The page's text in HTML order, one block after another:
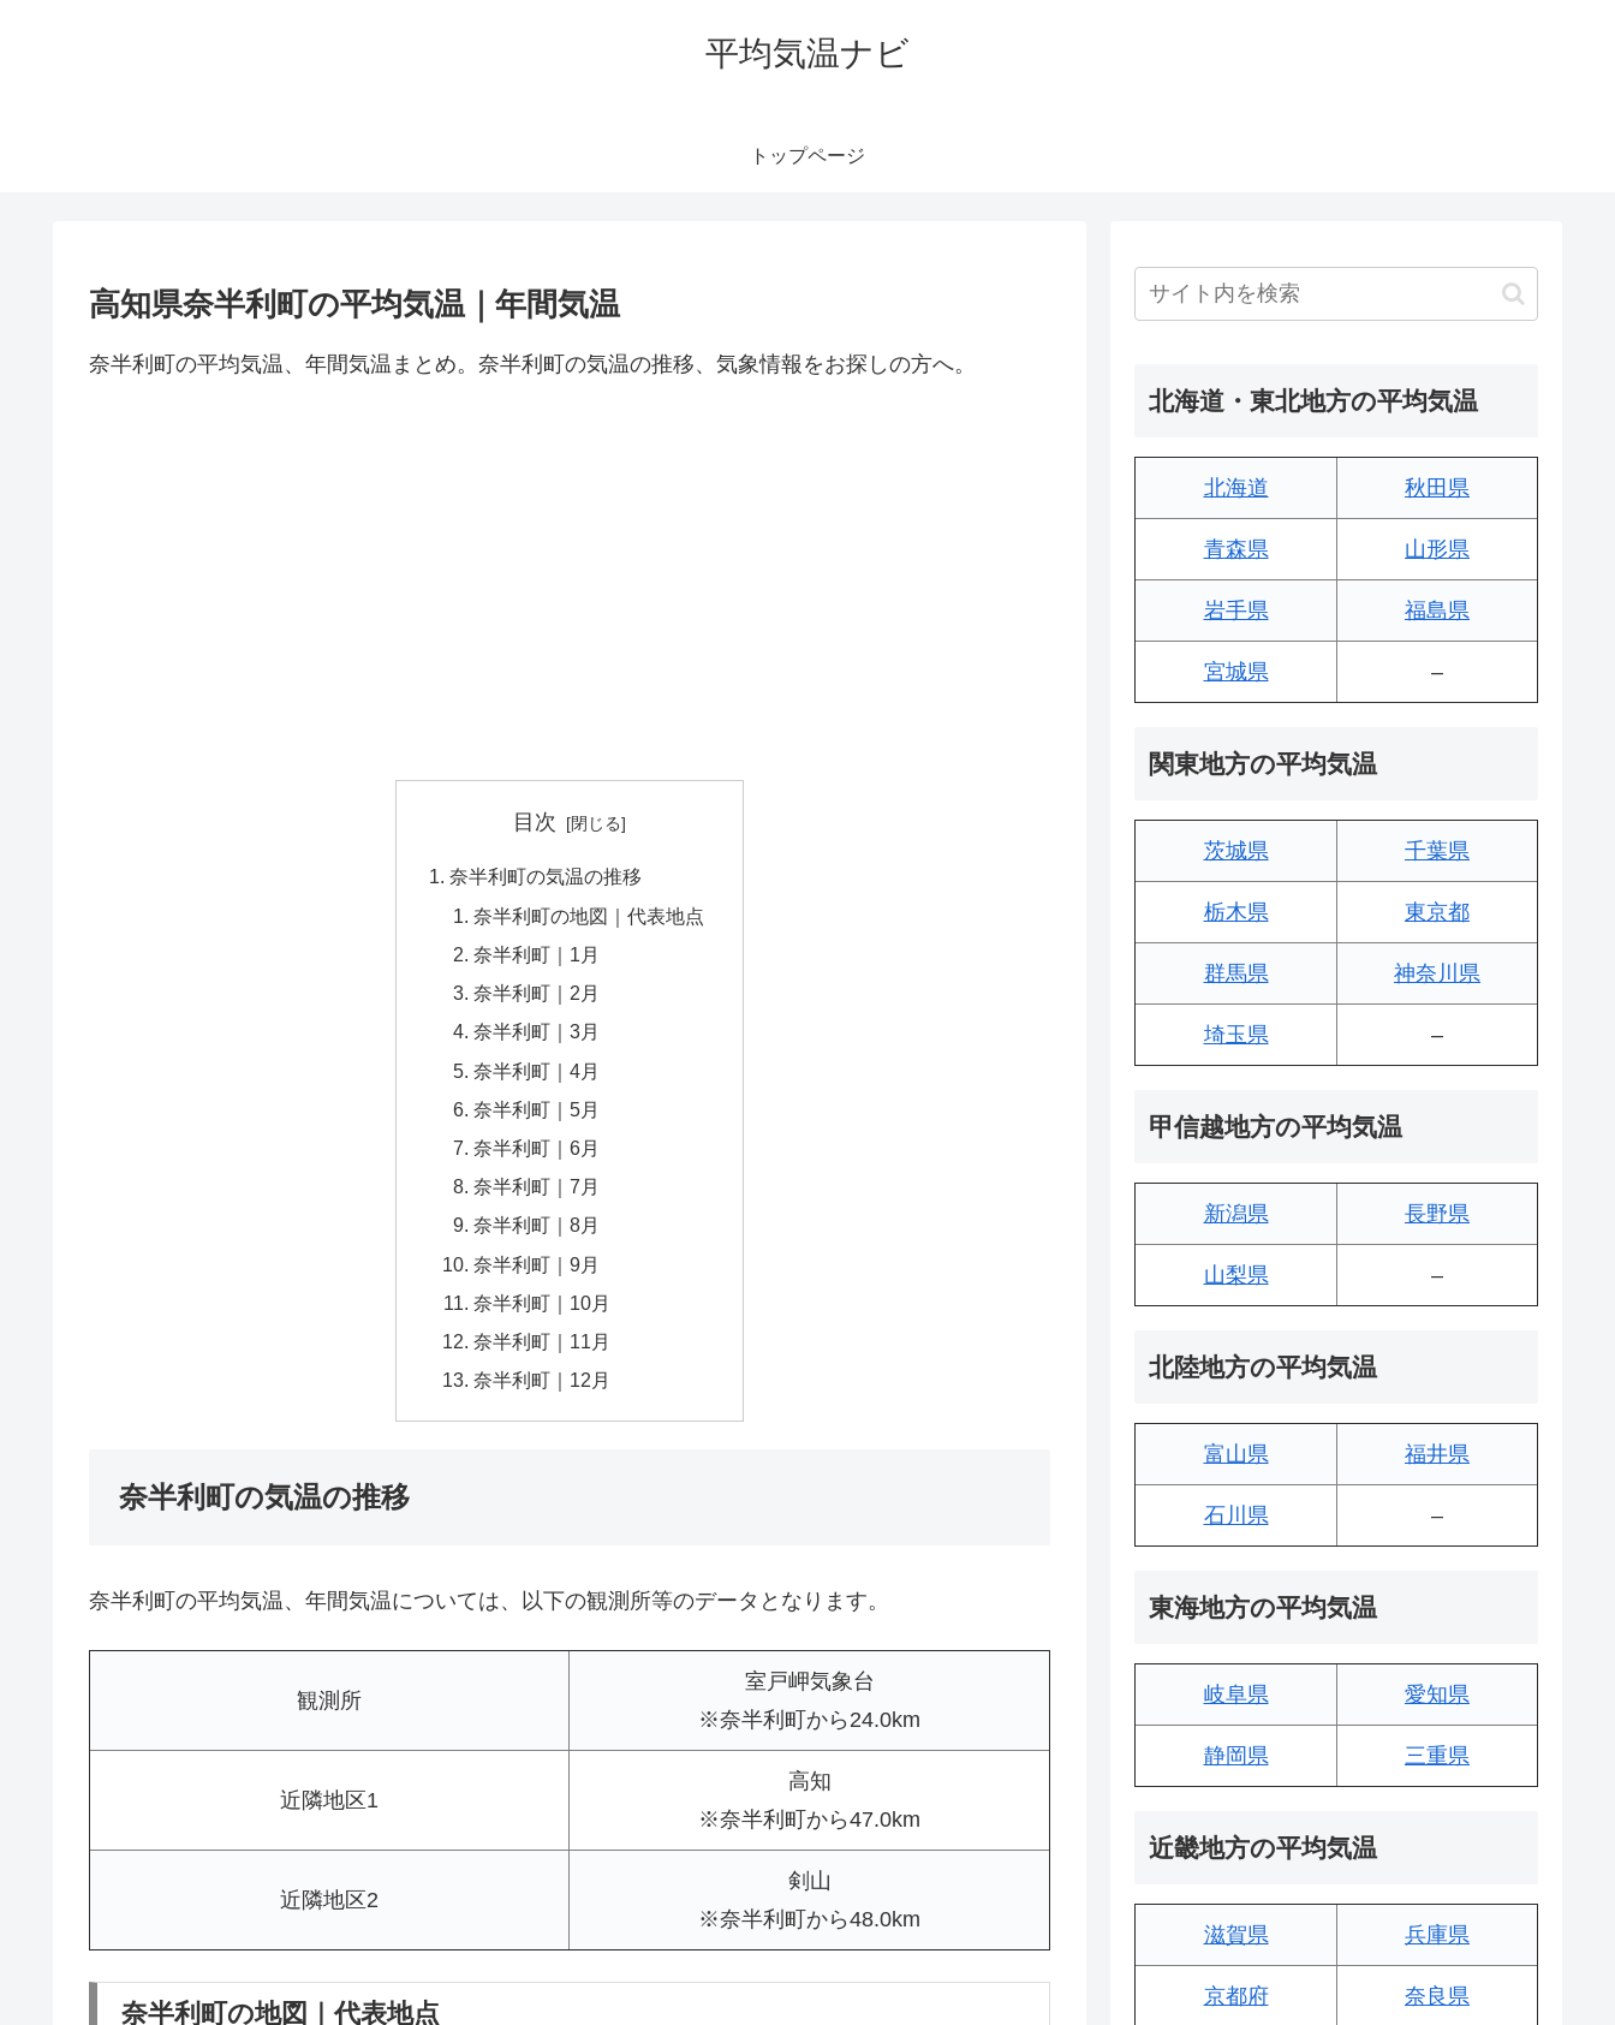
平均気温ナビ
トップページ
高知県奈半利町の平均気温｜年間気温
奈半利町の平均気温、年間気温まとめ。奈半利町の気温の推移、気象情報をお探しの方へ。
目次
奈半利町の気温の推移
奈半利町の地図｜代表地点
奈半利町｜1月
奈半利町｜2月
奈半利町｜3月
奈半利町｜4月
奈半利町｜5月
奈半利町｜6月
奈半利町｜7月
奈半利町｜8月
奈半利町｜9月
奈半利町｜10月
奈半利町｜11月
奈半利町｜12月
奈半利町の気温の推移
奈半利町の平均気温、年間気温については、以下の観測所等のデータとなります。
観測所
室戸岬気象台
※奈半利町から24.0km
近隣地区1
高知
※奈半利町から47.0km
近隣地区2
剣山
※奈半利町から48.0km
奈半利町の地図｜代表地点
北海道・東北地方の平均気温
北海道 秋田県
青森県 山形県
岩手県 福島県
宮城県 –
関東地方の平均気温
茨城県 千葉県
栃木県 東京都
群馬県 神奈川県
埼玉県 –
甲信越地方の平均気温
新潟県 長野県
山梨県 –
北陸地方の平均気温
富山県 福井県
石川県 –
東海地方の平均気温
岐阜県 愛知県
静岡県 三重県
近畿地方の平均気温
滋賀県 兵庫県
京都府 奈良県